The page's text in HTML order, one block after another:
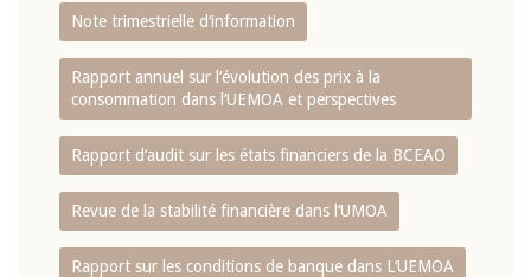
Note trimestrielle d‘information
Rapport annuel sur l‘évolution des prix à la
consommation dans l‘UEMOA et perspectives
Rapport d‘audit sur les états financiers de la BCEAO
Revue de la stabilité financière dans l‘UMOA
Rapport sur les conditions de banque dans L‘UEMOA